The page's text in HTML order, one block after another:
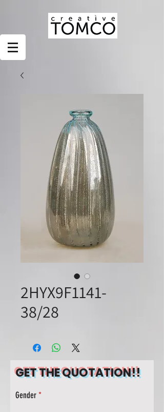
2HYX9F1141-
38/28
GET THE QUOTATION!!
Gender